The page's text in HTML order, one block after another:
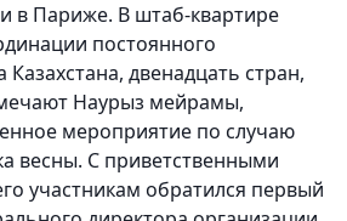
в Париже. В штаб-квартире
постоянного
Казахстана, двенадцать стран,
Наурыз мейрамы,
мероприятие по случаю
весны. С приветственными
участникам обратился первый